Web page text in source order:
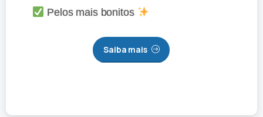
Pelos mais bonitos
Saiba mais